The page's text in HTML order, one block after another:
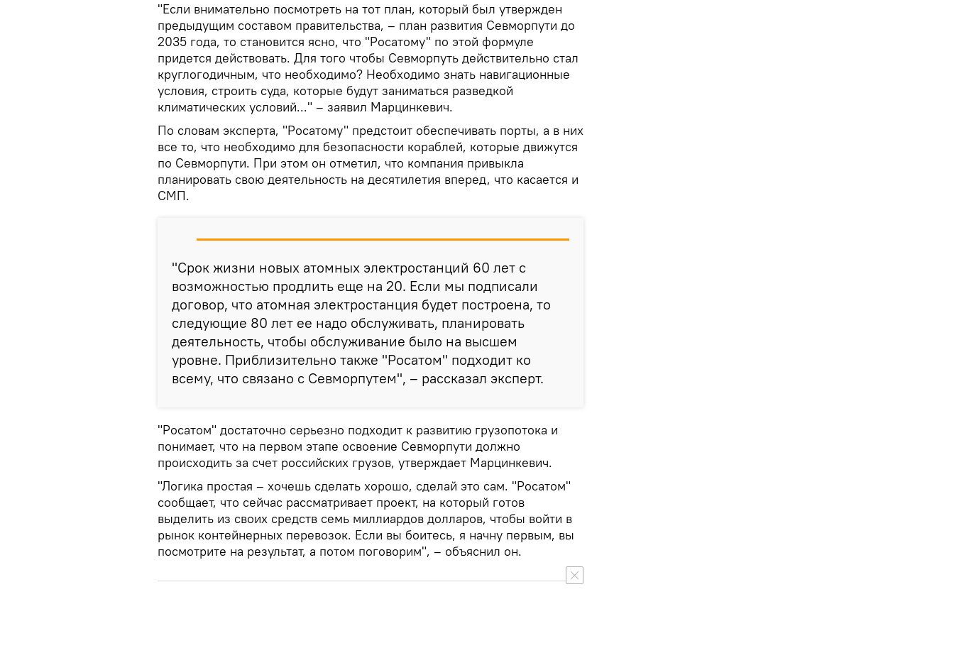
"Если внимательно посмотреть на тот план, который был утвержден
предыдущим составом правительства, – план развития Севморпути до
2035 года, то становится ясно, что "Росатому" по этой формуле
придется действовать. Для того чтобы Севморпуть действительно стал
круглогодичным, что необходимо? Необходимо знать навигационные
условия, строить суда, которые будут заниматься разведкой
климатических условий..." – заявил Марцинкевич.
По словам эксперта, "Росатому" предстоит обеспечивать порты, а в них
все то, что необходимо для безопасности кораблей, которые движутся
по Севморпути. При этом он отметил, что компания привыкла
планировать свою деятельность на десятилетия вперед, что касается и
СМП.
"Срок жизни новых атомных электростанций 60 лет с
возможностью продлить еще на 20. Если мы подписали
договор, что атомная электростанция будет построена, то
следующие 80 лет ее надо обслуживать, планировать
деятельность, чтобы обслуживание было на высшем
уровне. Приблизительно также "Росатом" подходит ко
всему, что связано с Севморпутем", – рассказал эксперт.
"Росатом" достаточно серьезно подходит к развитию грузопотока и
понимает, что на первом этапе освоение Севморпути должно
происходить за счет российских грузов, утверждает Марцинкевич.
"Логика простая – хочешь сделать хорошо, сделай это сам. "Росатом"
сообщает, что сейчас рассматривает проект, на который готов
выделить из своих средств семь миллиардов долларов, чтобы войти в
рынок контейнерных перевозок. Если вы боитесь, я начну первым, вы
посмотрите на результат, а потом поговорим", – объяснил он.